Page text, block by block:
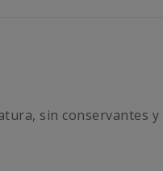
sin conservantes